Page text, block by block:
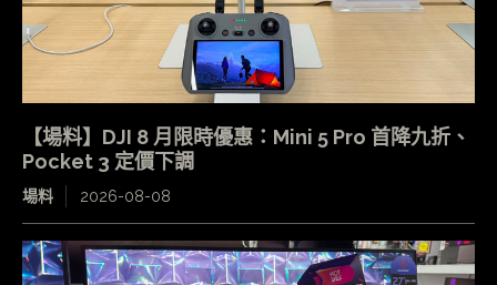
【場料】DJI 8 月限時優惠：Mini 5 Pro 首降九折、
Pocket 3 定價下調
場料 2026-08-08